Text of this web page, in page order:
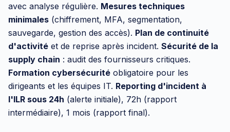
avec analyse régulière. Mesures techniques
minimales (chiffrement, MFA, segmentation,
sauvegarde, gestion des accès). Plan de continuité
d'activité et de reprise après incident. Sécurité de la
supply chain : audit des fournisseurs critiques.
Formation cybersécurité obligatoire pour les
dirigeants et les équipes IT. Reporting d'incident à
l'ILR sous 24h (alerte initiale), 72h (rapport
intermédiaire), 1 mois (rapport final).